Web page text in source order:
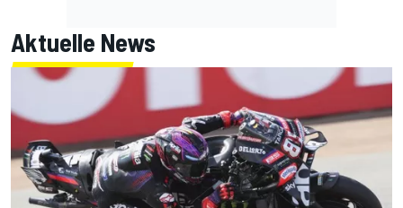
Aktuelle News